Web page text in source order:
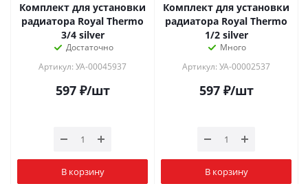
Комплект для установки
радиатора Royal Thermo
3/4 silver
Достаточно
Артикул: УА-00045937
597₽/шт
В корзину
Комплект для установки
радиатора Royal Thermo
1/2 silver
Много
Артикул: УА-00002537
597₽/шт
В корзину